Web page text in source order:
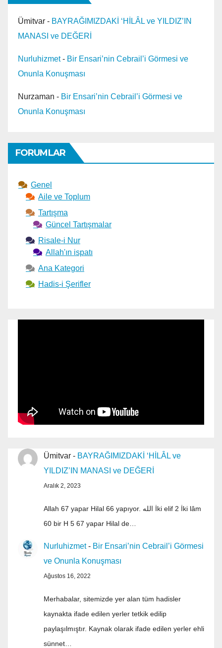
Ümitvar - BAYRAĞIMIZDAKİ ‘HİLÂL ve YILDIZ’IN
MANASI ve DEĞERİ
Nurluhizmet- Bir Ensari’nin Cebrail’i Görmesi ve
Onunla Konuşması
Nurzaman - Bir Ensari’nin Cebrail’i Görmesi ve
Onunla Konuşması
FORUMLAR
Genel
Aile ve Toplum
Tartışma
Güncel Tartışmalar
Risale-i Nur
Allah'ın ispatı
Ana Kategori
Hadis-i Şerifler
Ümitvar - BAYRAĞIMIZDAKİ ‘HİLÂL ve
YILDIZ’IN MANASI ve DEĞERİ
Aralık 2, 2023
Allah 67 yapar Hilal 66 yapıyor. الله İki elif 2 İki lâm
60 bir H 5 67 yapar Hilal de…
Nurluhizmet- Bir Ensari’nin Cebrail’i Görmesi
ve Onunla Konuşması
Ağustos 16, 2022
Merhabalar, sitemizde yer alan tüm hadisler
kaynakta ifade edilen yerler tetkik edilip
paylaşılmıştır. Kaynak olarak ifade edilen yerler ehli
sünnet…